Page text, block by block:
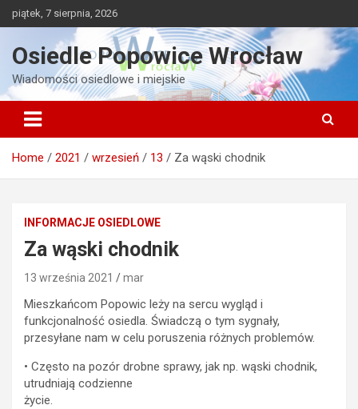
Skip
to
piątek, 7 sierpnia, 2026
Osiedle Popowice Wrocław
Wiadomości osiedlowe i miejskie
Home 2021 wrzesień 13 Za wąski chodnik
INFORMACJE OSIEDLOWE
Za wąski chodnik
13 września 2021 mar
Mieszkańcom Popowic leży na sercu wygląd i
funkcjonalność osiedla. Świadczą o tym sygnały,
przesyłane nam w celu poruszenia różnych problemów.
• Często na pozór drobne sprawy, jak np. wąski chodnik,
utrudniają codzienne
życie.